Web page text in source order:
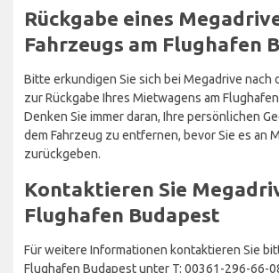
Rückgabe eines
Fahrzeugs am Flughafen
Bitte erkundigen Sie sich bei Megadrive nach
zur Rückgabe Ihres Mietwagens am
Denken Sie immer daran, Ihre persönlichen
dem Fahrzeug zu entfernen, bevor Sie es an
zurückgeben.
Kontaktieren Sie
Flughafen Budapest
Für weitere Informationen kontaktieren Sie
Flughafen Budapest unter T: 00361-296-66-